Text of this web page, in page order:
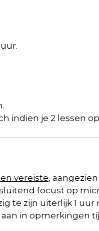
indien je 2 lessen
vereiste,
focust op
te zijn uiterlijk 1 uur
aan in opmerkingen